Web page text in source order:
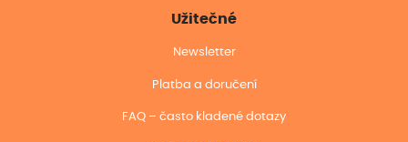
Užitečné
Newsletter
Platba a doručení
FAQ – často kladené dotazy